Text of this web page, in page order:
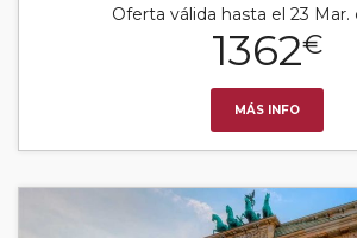
Oferta válida hasta el 23 Mar.
1362€
MÁS INFO